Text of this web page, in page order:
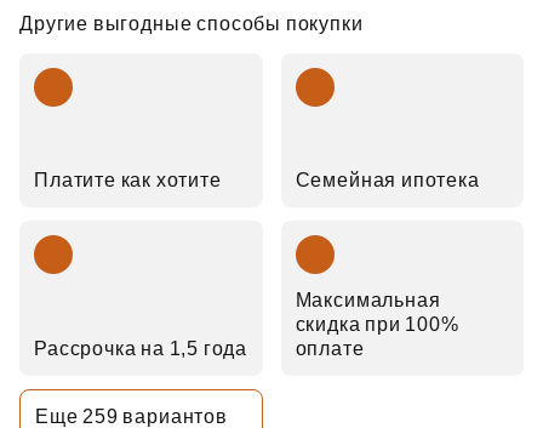
Другие выгодные способы покупки
Платите как хотите Семейная ипотека
Рассрочка на 1,5 года
Максимальная
скидка при 100%
оплате
Еще 259 вариантов